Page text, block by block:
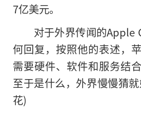
7亿美元。
对于外界传闻的Apple
何回复，按照他的表述，
需要硬件、软件和服务结
至于是什么，外界慢慢猜
花)